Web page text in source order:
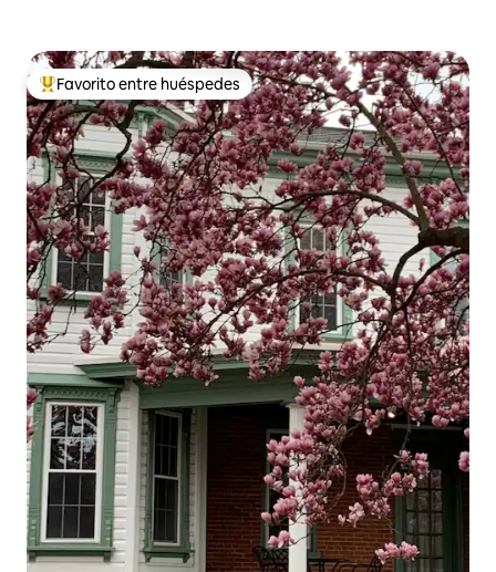
De los mejores en Favorito entre huéspedes
Favorito entre huéspedes